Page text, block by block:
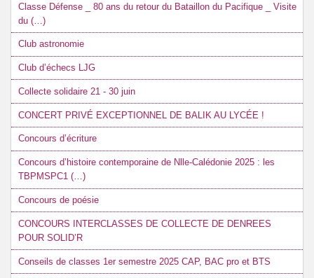
Classe Défense _ 80 ans du retour du Bataillon du Pacifique _ Visite
du (…)
Club astronomie
Club d’échecs LJG
Collecte solidaire 21 - 30 juin
CONCERT PRIVÉ EXCEPTIONNEL DE BALIK AU LYCÉE !
Concours d’écriture
Concours d’histoire contemporaine de Nlle-Calédonie 2025 : les
TBPMSPC1 (…)
Concours de poésie
CONCOURS INTERCLASSES DE COLLECTE DE DENREES
POUR SOLID’R
Conseils de classes 1er semestre 2025 CAP, BAC pro et BTS